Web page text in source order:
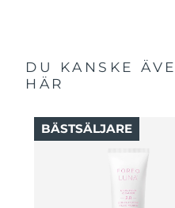
DU KANSKE
HÄR
BÄSTSÄLJARE